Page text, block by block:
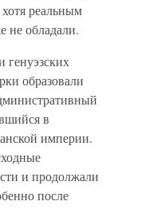
реальным
не обладали.
генуэзских
образовали
в
империи.
и продолжали
после